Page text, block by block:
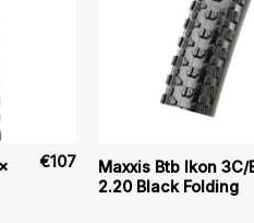
€107
Maxxis Btb Ikon 3C/
2.20 Black Folding